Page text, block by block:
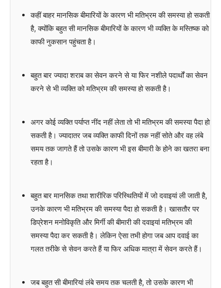
कहीं बाहर मानसिक बीमारियों के कारण भी मतिभ्रम की समस्या हो सकती
है, क्योंकि बहुत सी मानसिक बीमारियों के कारण भी व्यक्ति के मस्तिष्क को
काफी नुकसान पहुंचता है।
बहुत बार ज्यादा शराब का सेवन करने से या फिर नशीले पदार्थों का सेवन
करने से भी व्यक्ति को मतिभ्रम की समस्या हो सकती है।
अगर कोई व्यक्ति पर्याप्त नींद नहीं लेता तो भी मतिभ्रम की समस्या पैदा हो
सकती है। ज्यादातर जब व्यक्ति काफी दिनों तक नहीं सोते और वह लंबे
समय तक जागते हैं तो उसके कारण भी इस बीमारी के होने का खतरा बना
रहता है।
बहुत बार मानसिक तथा शारीरिक परिस्थितियों में जो दवाइयां ली जाती है,
उनके कारण भी मतिभ्रम की समस्या पैदा हो सकती है। खासतौर पर
डिप्रेशन मनोविकृति और मिर्गी की बीमारी की दवाइयां मतिभ्रम की
समस्या पैदा कर सकती है। लेकिन ऐसा तभी होगा जब आप दवाई का
गलत तरीके से सेवन करते हैं या फिर अधिक मात्रा में सेवन करते हैं।
जब बहुत सी बीमारियां लंबे समय तक चलती है, तो उसके कारण भी